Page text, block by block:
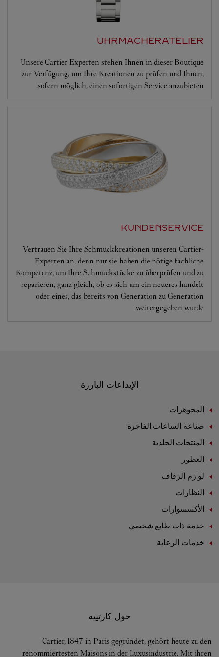
UHRMACHERATELIER
Unsere Cartier Experten stehen Ihnen in dieser Boutique
zur Verfügung, um Ihre Kreationen zu prüfen und Ihnen,
sofern möglich, einen sofortigen Service anzubieten.
KUNDENSERVICE
Vertrauen Sie Ihre Schmuckkreationen unseren Cartier-
Experten an, denn nur sie haben die nötige fachliche
Kompetenz, um Ihre Schmuckstücke zu überprüfen und zu
reparieren, ganz gleich, ob es sich um ein neueres handelt
oder eines, das bereits von Generation zu Generation
weitergegeben wurde.
الإبداعات البارزة
المجوهرات
صناعة الساعات الفاخرة
المنتجات الجلدية
العطور
لوازم الزفاف
النظارات
الأكسسوارات
خدمة ذات طابع شخصي
خدمات الرعاية
حول كارتييه
Cartier, 1847 in Paris gegründet, gehört heute zu den
renommiertesten Maisons in der Luxusindustrie. Mit ihren